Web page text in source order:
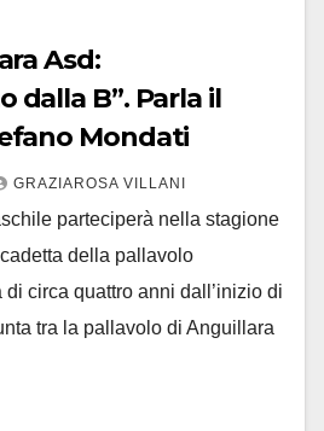
Asd:
dalla B”. Parla il
Mondati
GRAZIAROSA VILLANI
parteciperà nella stagione
della pallavolo
circa quattro anni dall’inizio di
tra la pallavolo di Anguillara